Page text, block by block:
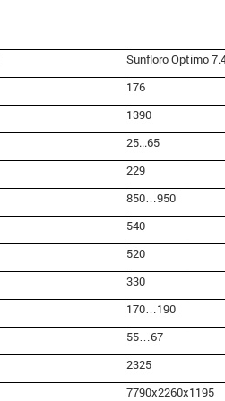
Sunfloro Optimo
176
1390
25...65
229
850…950
540
520
330
170…190
55…67
2325
7790х2260х1195